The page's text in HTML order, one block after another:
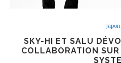
Japon
SKY-HI ET SALU
COLLABORATION